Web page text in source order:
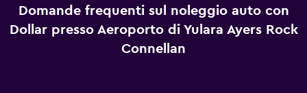
Domande frequenti sul noleggio auto con
Dollar presso Aeroporto di Yulara Ayers Rock
Connellan